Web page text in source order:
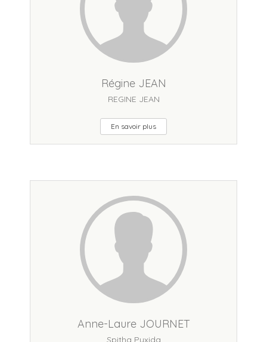
Régine JEAN
REGINE JEAN
En savoir plus
Anne-Laure JOURNET
Spitha Pyxida